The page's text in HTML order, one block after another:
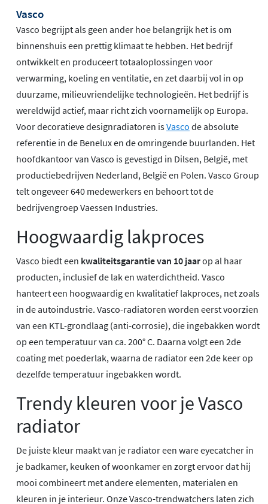
Vasco
Vasco begrijpt als geen ander hoe belangrijk het is om
binnenshuis een prettig klimaat te hebben. Het bedrijf
ontwikkelt en produceert totaaloplossingen voor
verwarming, koeling en ventilatie, en zet daarbij vol in op
duurzame, milieuvriendelijke technologieën. Het bedrijf is
wereldwijd actief, maar richt zich voornamelijk op Europa.
Voor decoratieve designradiatoren isVasco de absolute
referentie in de Benelux en de omringende buurlanden. Het
hoofdkantoor van Vasco is gevestigd in Dilsen, België, met
productiebedrijven Nederland, België en Polen. Vasco Group
telt ongeveer 640 medewerkers en behoort tot de
bedrijvengroep Vaessen Industries.
Hoogwaardig lakproces
Vasco biedt een kwaliteitsgarantie van 10 jaarop al haar
producten, inclusief de lak en waterdichtheid. Vasco
hanteert een hoogwaardig en kwalitatief lakproces, net zoals
in de autoindustrie. Vasco-radiatoren worden eerst voorzien
van een KTL-grondlaag (anti-corrosie), die ingebakken wordt
op een temperatuur van ca. 200° C. Daarna volgt een 2de
coating met poederlak, waarna de radiator een 2de keer op
dezelfde temperatuur ingebakken wordt.
Trendy kleuren voor je Vasco
radiator
De juiste kleur maakt van je radiator een ware eyecatcher in
je badkamer, keuken of woonkamer en zorgt ervoor dat hij
mooi combineert met andere elementen, materialen en
kleuren in je interieur. Onze Vasco-trendwatchers laten zich